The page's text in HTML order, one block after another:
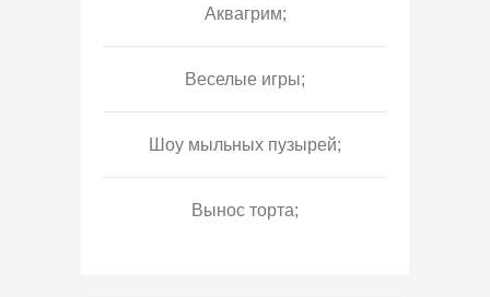
Аквагрим;
Веселые игры;
Шоу мыльных пузырей;
Вынос торта;